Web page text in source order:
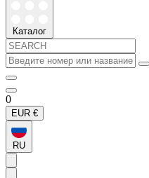
Каталог
0
EUR €
RU